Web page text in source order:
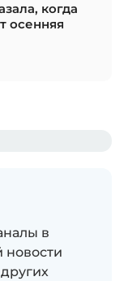
когда
осенняя
в
новости